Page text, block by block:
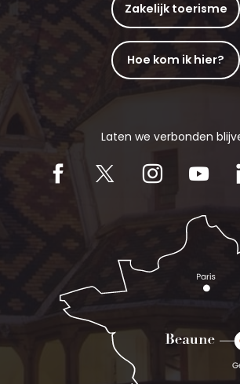
Zakelijk toerisme
Hoe kom ik hier?
Laten we verbonden